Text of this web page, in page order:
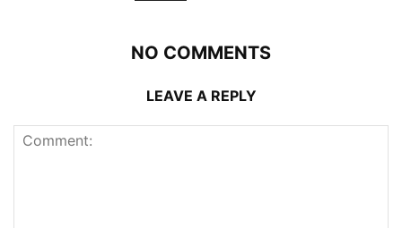
NO COMMENTS
LEAVE A REPLY